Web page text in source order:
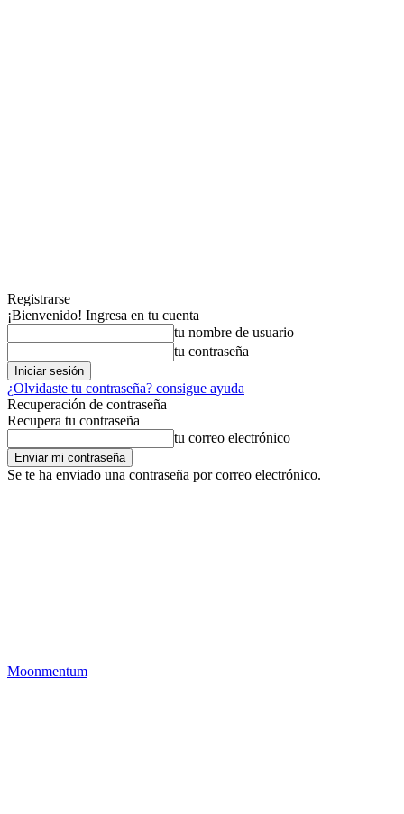
Registrarse
¡Bienvenido! Ingresa en tu cuenta
tu nombre de usuario
tu contraseña
¿Olvidaste tu contraseña? consigue ayuda
Recuperación de contraseña
Recupera tu contraseña
tu correo electrónico
Se te ha enviado una contraseña por correo electrónico.
Moonmentum